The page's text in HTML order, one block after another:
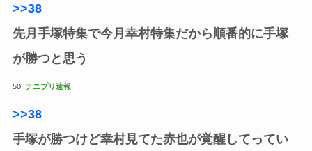
>>38
先月手塚特集で今月幸村特集だから順番的に手塚
が勝つと思う
50: テニプリ速報
>>38
手塚が勝つけど幸村見てた赤也が覚醒してってい